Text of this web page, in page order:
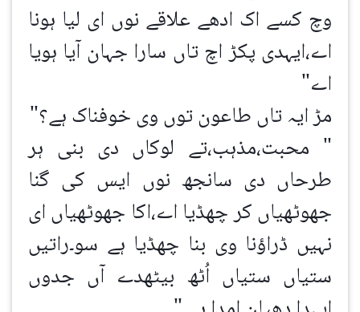
وچ کسے اک ادھے علاقے نوں ای لیا ہونا
اے،ایہدی پکڑ اچ تاں سارا جہان آیا ہویا
اے"
مڑ ایہ تاں طاعون توں وی خوفناک ہے؟"
" محبت،مذہب،تے لوکاں دی بنی ہر
طرحاں دی سانجھ نوں ایس کی گنا
جھوٹھیاں کر چھڈیا اے،اکا جھوٹھیاں ای
نہیں ڈراؤنا وی بنا چھڈیا ہے سو۔راتیں
ستیاں ستیاں اُٹھ بیٹھدے آں جدوں